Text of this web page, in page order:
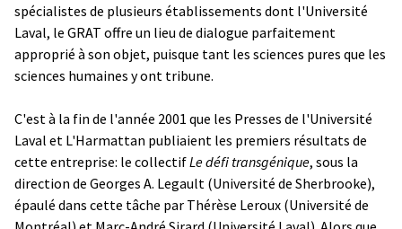
spécialistes de plusieurs établissements dont l'Université
Laval, le GRAT offre un lieu de dialogue parfaitement
approprié à son objet, puisque tant les sciences pures que les
sciences humaines y ont tribune.
C'est à la fin de l'année 2001 que les Presses de l'Université
Laval et L'Harmattan publiaient les premiers résultats de
cette entreprise: le collectifLe défi transgénique, sous la
direction de Georges A. Legault (Université de Sherbrooke),
épaulé dans cette tâche par Thérèse Leroux (Université de